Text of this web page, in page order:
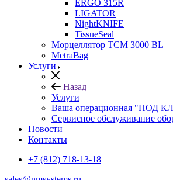
ERGO 315R
LIGATOR
NightKNIFE
TissueSeal
Морцеллятор ТСМ 3000 BL
MetraBag
Услуги
Назад
Услуги
Ваша операционная "ПОД
Сервисное обслуживание
Новости
Контакты
+7 (812) 718-13-18